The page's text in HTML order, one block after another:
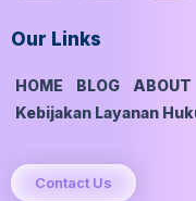
Our Links
HOME BLOG ABOUT
Kebijakan Layanan
Contact Us